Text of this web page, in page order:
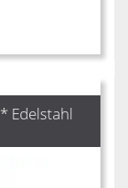
Edelstahl